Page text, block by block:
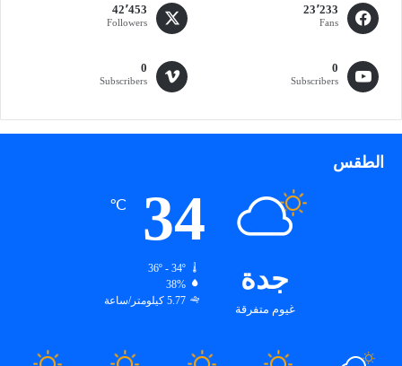
23٬233
Fans
42٬453
Followers
0
Subscribers
0
Subscribers
الطقس
جدة
غيوم متفرقة
34
℃
36º - 34º
38%
5.77 كيلومتر/ساعة